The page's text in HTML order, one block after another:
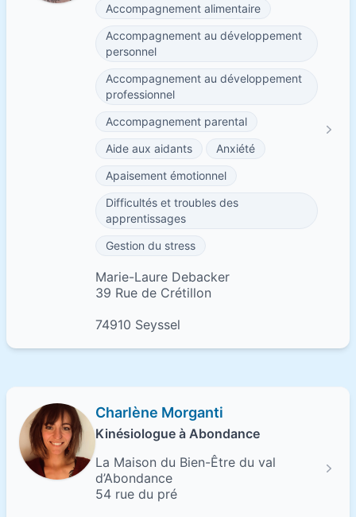
Accompagnement alimentaire
Accompagnement au développement
personnel
Accompagnement au développement
professionnel
Accompagnement parental
Aide aux aidants
Anxiété
Apaisement émotionnel
Difficultés et troubles des
apprentissages
Gestion du stress
Marie-Laure Debacker
39 Rue de Crétillon
74910 Seyssel
Charlène Morganti
Kinésiologue à Abondance
La Maison du Bien-Être du val
d’Abondance
54 rue du pré